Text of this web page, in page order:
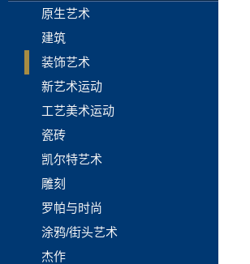
原生艺术
建筑
装饰艺术
新艺术运动
工艺美术运动
瓷砖
凯尔特艺术
雕刻
罗帕与时尚
涂鸦/街头艺术
杰作